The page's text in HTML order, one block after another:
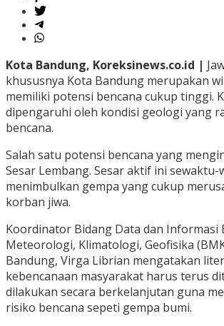
Kota Bandung, Koreksinews.co.id |
khususnya Kota Bandung merupakan
memiliki potensi bencana cukup tinggi.
dipengaruhi oleh kondisi geologi yang
bencana.
Salah satu potensi bencana yang
Sesar Lembang. Sesar aktif ini
menimbulkan gempa yang cukup
korban jiwa.
Koordinator Bidang Data dan Informasi
Meteorologi, Klimatologi, Geofisika
Bandung, Virga Librian mengatakan
kebencanaan masyarakat harus terus
dilakukan secara berkelanjutan guna
risiko bencana sepeti gempa bumi.